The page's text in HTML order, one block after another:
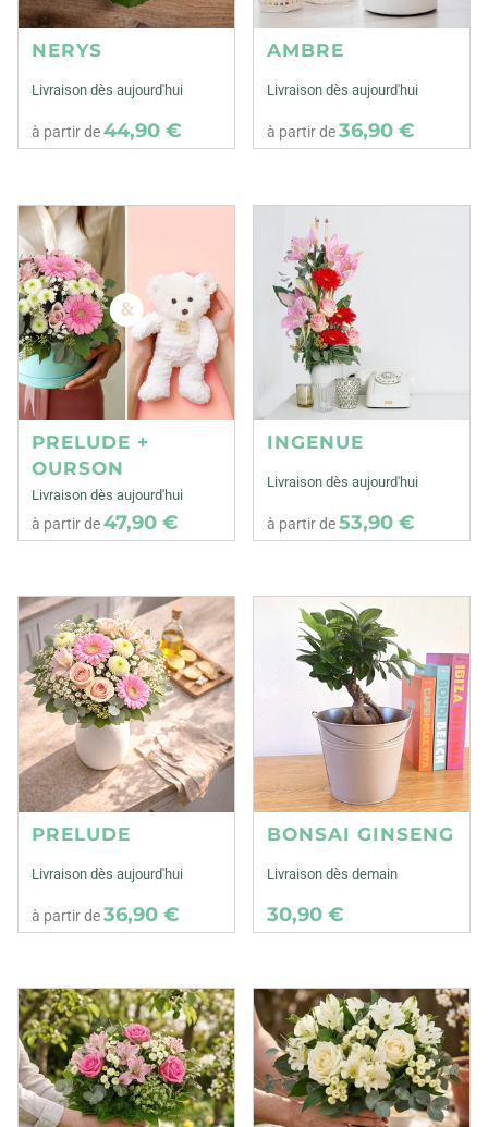
NERYS
Livraison dès aujourd'hui
à partir de44,90 €
AMBRE
Livraison dès aujourd'hui
à partir de36,90 €
PRELUDE +
OURSON
Livraison dès aujourd'hui
à partir de47,90 €
INGENUE
Livraison dès aujourd'hui
à partir de53,90 €
PRELUDE
Livraison dès aujourd'hui
à partir de36,90 €
BONSAI GINSENG
Livraison dès demain
30,90 €